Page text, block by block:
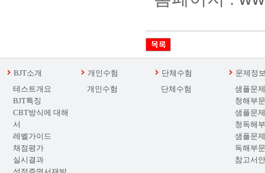
BJT소개
테스트개요
BJT특징
CBT방식에 대해
서
레벨가이드
채점평가
실시결과
개인수험
개인수험
단체수험
단체수험
문제정
샘플문
청해부문
샘플문
청독해
샘플문
독해부문
참고서